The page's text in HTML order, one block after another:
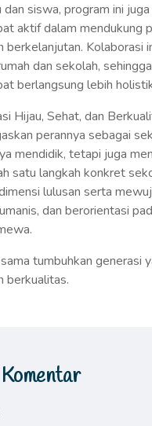
dan siswa, program ini
aktif dalam mendukung
berkelanjutan. Kolaborasi
dan sekolah,
berlangsung lebih
Hijau, Sehat, dan
perannya sebagai
mendidik, tetapi juga
satu langkah konkret
lulusan serta
dan berorientasi
tumbuhkan generasi
berkualitas.